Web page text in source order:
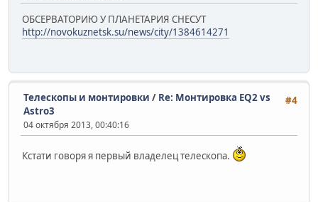
ОБСЕРВАТОРИЮ У ПЛАНЕТАРИЯ СНЕСУТ
http://novokuznetsk.su/news/city/1384614271
#4
Телескопы и монтировки / Re: Монтировка EQ2 vs
Astro3
04 октября 2013, 00:40:16
Кстати говоря я первый владелец телескопа.